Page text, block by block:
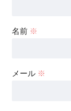
名前 ※
メール ※